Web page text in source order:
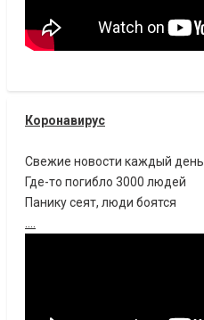
Коронавирус
Свежие новости каждый день
Где-то погибло 3000 людей
Панику сеят, люди боятся